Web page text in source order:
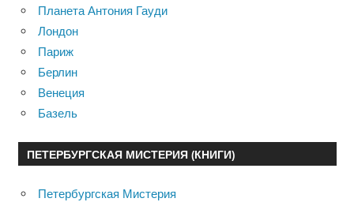
Планета Антония Гауди
Лондон
Париж
Берлин
Венеция
Базель
ПЕТЕРБУРГСКАЯ МИСТЕРИЯ (КНИГИ)
Петербургская Мистерия